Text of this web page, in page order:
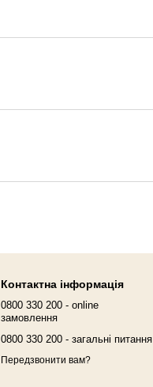
Контактна інформація
0800 330 200 - online
замовлення
0800 330 200 - загальні питання
Передзвонити вам?